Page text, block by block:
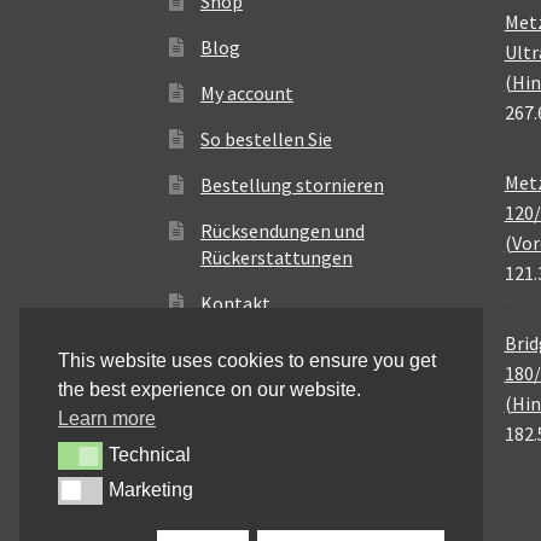
Blog
My account
So bestellen Sie
Bestellung stornieren
Rücksendungen und
Rückerstattungen
Kontakt
This website uses cookies to ensure you get
the best experience on our website.
Learn more
TechnicalTechnical
MarketingMarketing